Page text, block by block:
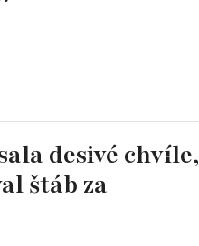
desivé chvíle,
štáb za